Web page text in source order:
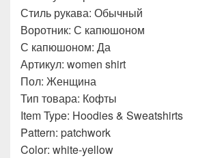
Стиль рукава: Обычный
Воротник: С капюшоном
С капюшоном: Да
Артикул: women shirt
Пол: Женщина
Тип товара: Кофты
Item Type: Hoodies & Sweatshirts
Pattern: patchwork
Color: white-yellow